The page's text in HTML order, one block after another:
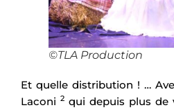
©TLA Production
Et quelle distribution ! …
Laconi 2 qui depuis plus de